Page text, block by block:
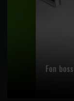
Fon boss